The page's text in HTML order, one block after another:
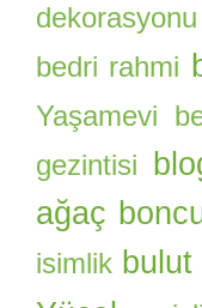
dekorasyonu
bedri rahmi
Yaşamevi
gezintisi
ağaç
isimlik bulut